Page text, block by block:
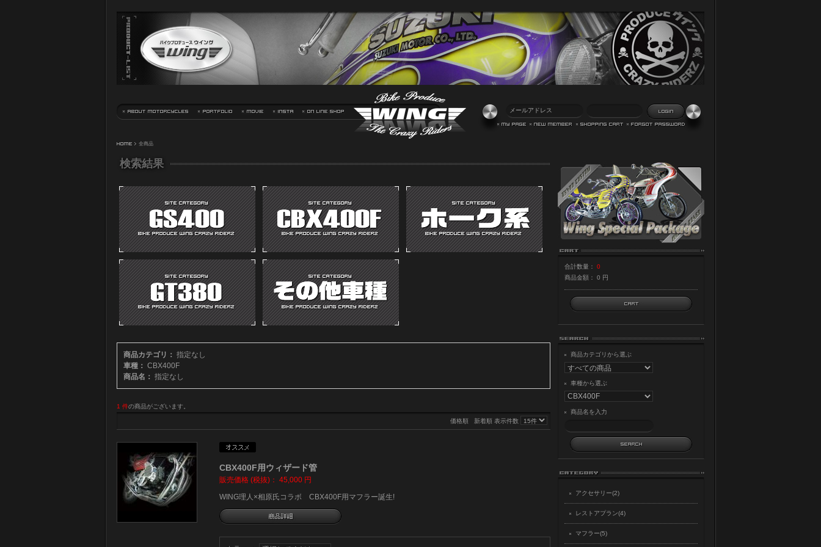
HOME > 全商品
検索結果
商品カテゴリ： 指定なし
車種： CBX400F
商品名： 指定なし
1 件の商品がございます。
価格順 新着順 表示件数
CBX400F用ウィザード管
販売価格 (税抜)： 45,000 円
WING理人×相原氏コラボ CBX400F用マフラー誕生!
合計数量：
0
商品金額：
0 円
商品カテゴリから選ぶ
車種から選ぶ
商品名を入力
アクセサリー(2)
レストアプラン(4)
マフラー(5)